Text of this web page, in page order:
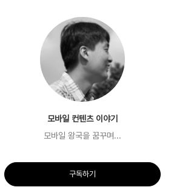
모바일 컨텐츠 이야기
모바일 왕국을 꿈꾸며...
구독하기